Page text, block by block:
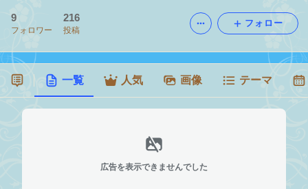
9
フォロワー
216
投稿
フォロー
一覧 人気 画像 テーマ
広告を表示できませんでした